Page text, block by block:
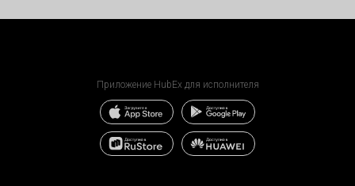
Приложение HubEx для исполнителя